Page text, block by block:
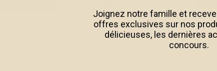
CONSULTER TOUTES NOS CATÉGORIES
Joignez notre famille et
offres exclusives sur nos
délicieuses, les dernières
concours.